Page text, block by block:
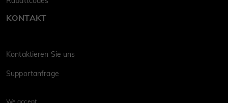
KONTAKT
Kontaktieren Sie uns
Supportanfrage
We accept